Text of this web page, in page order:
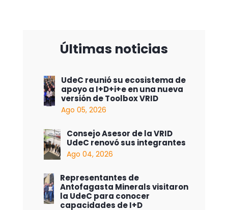
Últimas noticias
UdeC reunió su ecosistema de
apoyo a I+D+i+e en una nueva
versión de Toolbox VRID
Ago 05, 2026
Consejo Asesor de la VRID
UdeC renovó sus integrantes
Ago 04, 2026
Representantes de
Antofagasta Minerals visitaron
la UdeC para conocer
capacidades de I+D